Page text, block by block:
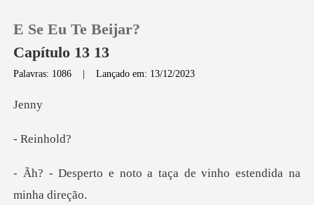
Loja
Histórico
E Se Eu Te Beijar?
Capítulo 13 13
Palavras: 1086 |Lançado em: 13/12/2023
e
ein
o a taça de vinho este